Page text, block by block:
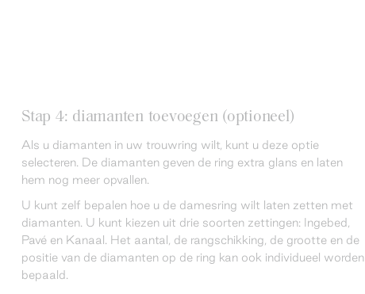
Stap 4: diamanten toevoegen (optioneel)
Als u diamanten in uw trouwring wilt, kunt u deze optie
selecteren. De diamanten geven de ring extra glans en laten
hem nog meer opvallen.
U kunt zelf bepalen hoe u de damesring wilt laten zetten met
diamanten. U kunt kiezen uit drie soorten zettingen: Ingebed,
Pavé en Kanaal. Het aantal, de rangschikking, de grootte en de
positie van de diamanten op de ring kan ook individueel worden
bepaald.